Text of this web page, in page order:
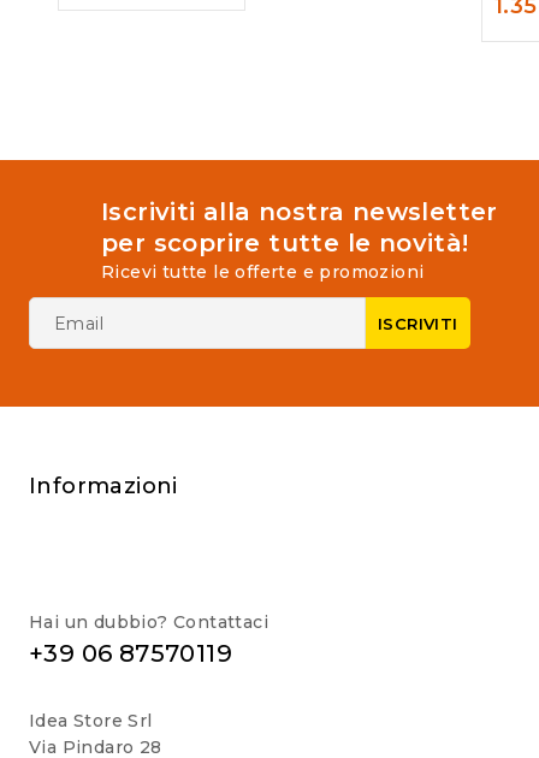
of
0
out
Iscriviti alla nostra newsletter
per scoprire tutte le novità!
Ricevi tutte le offerte e promozioni
Informazioni
Hai un dubbio? Contattaci
+39 06 87570119
Idea Store Srl
Via Pindaro 28